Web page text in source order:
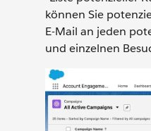
können Sie
E-Mail an jeden
und einzelnen